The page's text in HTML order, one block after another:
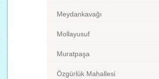
Meydankavağı
Mollayusuf
Muratpaşa
Özgürlük Mahallesi